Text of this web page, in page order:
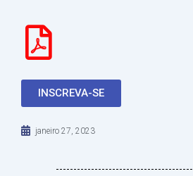
INSCREVA-SE
janeiro 27, 2023